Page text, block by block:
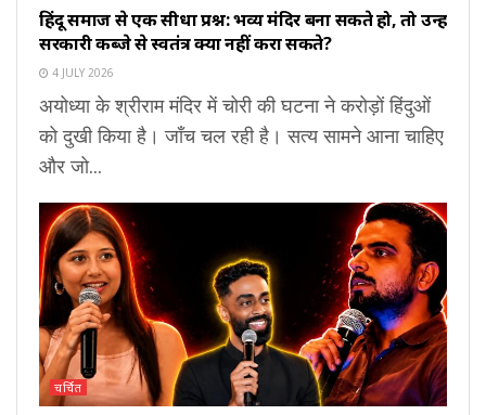
हिंदू समाज से एक सीधा प्रश्न: भव्य मंदिर बना सकते हो, तो उन्हें
सरकारी कब्जे से स्वतंत्र क्यों नहीं करा सकते?
4 JULY 2026
अयोध्या के श्रीराम मंदिर में चोरी की घटना ने करोड़ों हिंदुओं
को दुखी किया है। जाँच चल रही है। सत्य सामने आना चाहिए
और जो...
चर्चित